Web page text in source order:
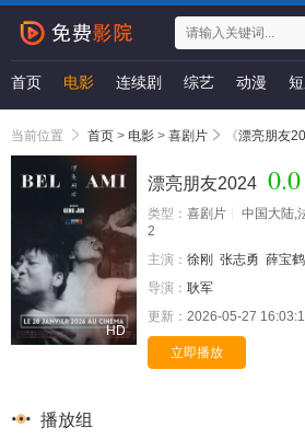
首页 电影 连续剧 综艺 动漫
当前位置 首页 > 电影 > 喜剧片 《漂亮朋友
HD
漂亮朋友2024 0.0
类型： 喜剧片 中国大陆,
2
主演： 徐刚 张志勇 薛宝鹤
导演： 耿军
更新： 2026-05-27
立即播放
播放组